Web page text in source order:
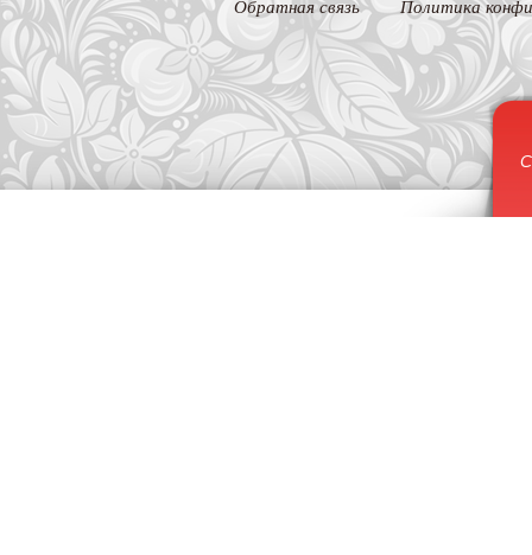
Обратная связь Политика